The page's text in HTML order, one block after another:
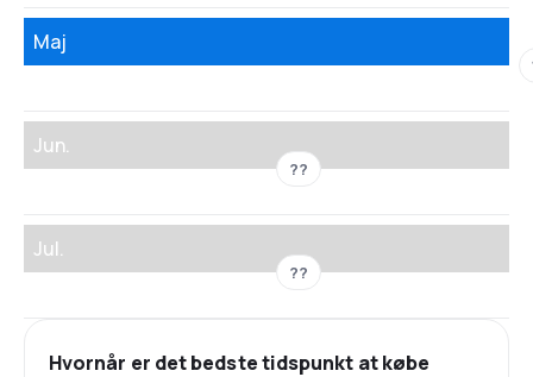
Maj
Jun.
??
Jul.
??
Hvornår er det bedste tidspunkt at købe